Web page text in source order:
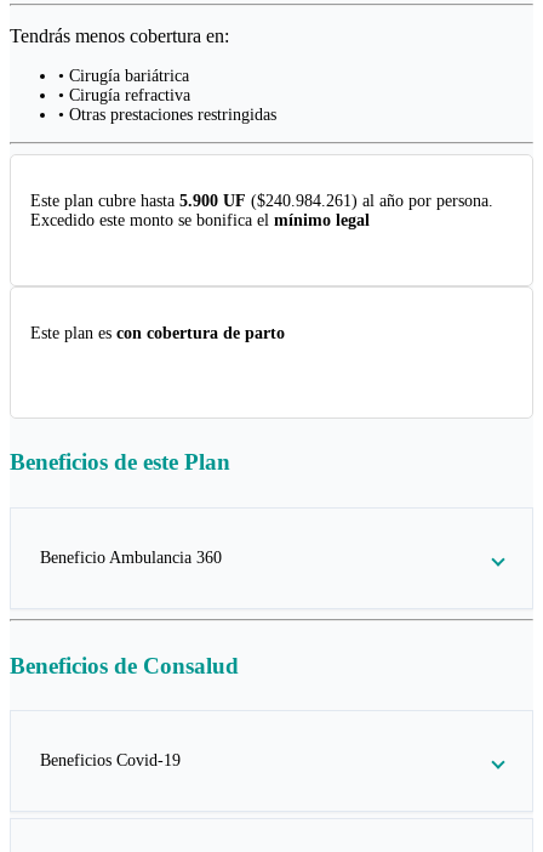
Tendrás menos cobertura en:
• Cirugía bariátrica
• Cirugía refractiva
• Otras prestaciones restringidas
Este plan cubre hasta 5.900 UF ($240.984.261) al año por persona.
Excedido este monto se bonifica el mínimo legal
Este plan es con cobertura de parto
Beneficios de este Plan
Beneficio Ambulancia 360
Beneficios de Consalud
Beneficios Covid-19